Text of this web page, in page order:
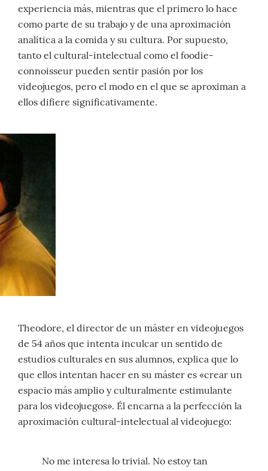
experiencia más, mientras que el primero lo hace
como parte de su trabajo y de una aproximación
analítica a la comida y su cultura. Por supuesto,
tanto el cultural-intelectual como el foodie-
connoisseur pueden sentir pasión por los
videojuegos, pero el modo en el que se aproximan a
ellos difiere significativamente.
Theodore, el director de un máster en videojuegos
de 54 años que intenta inculcar un sentido de
estudios culturales en sus alumnos, explica que lo
que ellos intentan hacer en su máster es «crear un
espacio más amplio y culturalmente estimulante
para los videojuegos». Él encarna a la perfección la
aproximación cultural-intelectual al videojuego:
No me interesa lo trivial. No estoy tan